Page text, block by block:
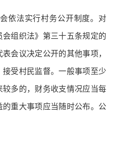
依法实行村务公开制度。对
会组织法》第三十五条规定的
会议决定公开的其他事项，
受村民监督。一般事项至少
多的，财务收支情况应当每
重大事项应当随时公布。公